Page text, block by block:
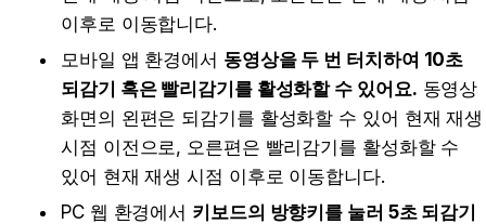
이후로 이동합니다.
모바일 앱 환경에서
되감기 혹은 빨리감기를 활성화할 수 있어요. 동영상
화면의 왼편은 되감기를 활성화할 수 있어 현재 재생
시점 이전으로, 오른편은 빨리감기를 활성화할 수
있어 현재 재생 시점 이후로 이동합니다.
PC 웹 환경에서 키보드의 방향키를 눌러 5초 되감기